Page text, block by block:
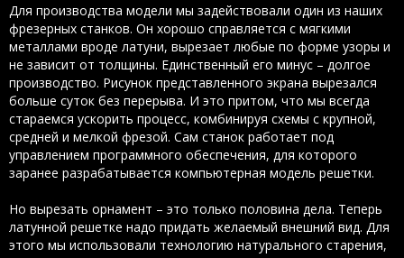
Для производства модели мы задействовали один из наших
фрезерных станков. Он хорошо справляется с мягкими
металлами вроде латуни, вырезает любые по форме узоры и
не зависит от толщины. Единственный его минус – долгое
производство. Рисунок представленного экрана вырезался
больше суток без перерыва. И это притом, что мы всегда
стараемся ускорить процесс, комбинируя схемы с крупной,
средней и мелкой фрезой. Сам станок работает под
управлением программного обеспечения, для которого
заранее разрабатывается компьютерная модель решетки.
Но вырезать орнамент – это только половина дела. Теперь
латунной решетке надо придать желаемый внешний вид. Для
этого мы использовали технологию натурального старения,